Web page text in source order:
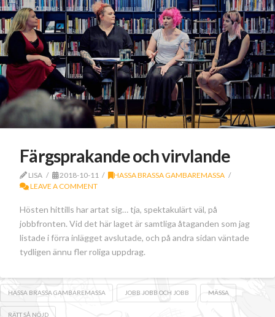
Färgsprakande och virvlande
LISA 2018-10-11
HASSA BRASSA GAMBAREMASSA
LEAVE A COMMENT
Hösten hittills har artat sig… tja, spektakulärt väl, på
jobbfronten. Vid det här laget är samtliga åtaganden som jag
listade i förra inlägget avslutade, och på andra sidan väntade
tydligen ännu fler roliga uppdrag.
HASSA BRASSA GAMBAREMASSA JOBB JOBB OCH JOBB MÄSSA
RÄTT SÅ NÖJD